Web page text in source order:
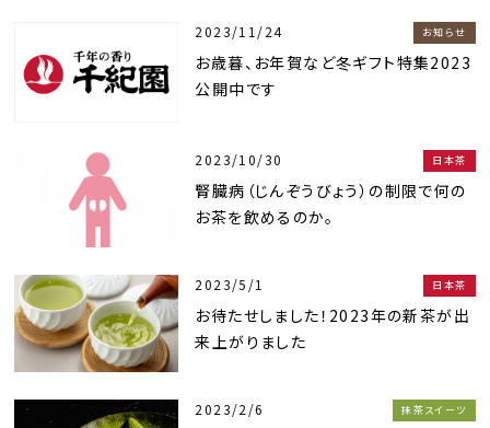
2023/11/24 お知らせ
お歳暮、お年賀など冬ギフト特集2023
公開中です
2023/10/30 日本茶
腎臓病（じんぞうびょう）の制限で何の
お茶を飲めるのか。
2023/5/1 日本茶
お待たせしました！2023年の新茶が出
来上がりました
2023/2/6 抹茶スイーツ